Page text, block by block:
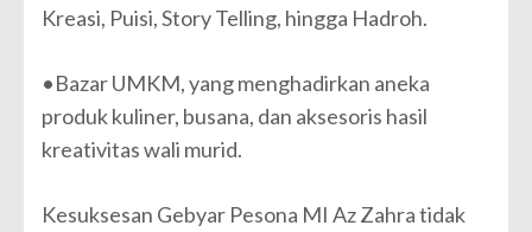
Kreasi, Puisi, Story Telling, hingga Hadroh.
•Bazar UMKM, yang menghadirkan aneka
produk kuliner, busana, dan aksesoris hasil
kreativitas wali murid.
Kesuksesan Gebyar Pesona MI Az Zahra tidak